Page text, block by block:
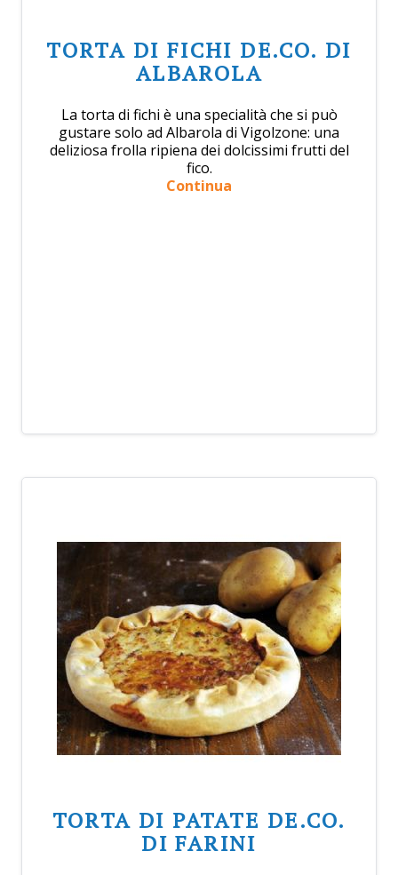
TORTA DI FICHI DE.CO. DI
ALBAROLA
La torta di fichi è una specialità che si può
gustare solo ad Albarola di Vigolzone: una
deliziosa frolla ripiena dei dolcissimi frutti del
fico.
Continua
TORTA DI PATATE DE.CO.
DI FARINI